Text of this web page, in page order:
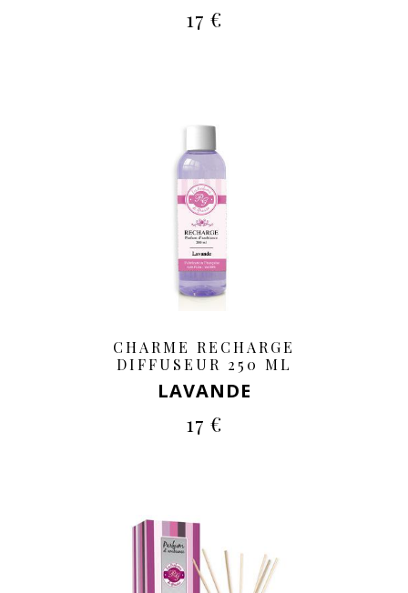
17 €
CHARME RECHARGE
DIFFUSEUR 250 ML
LAVANDE
17 €